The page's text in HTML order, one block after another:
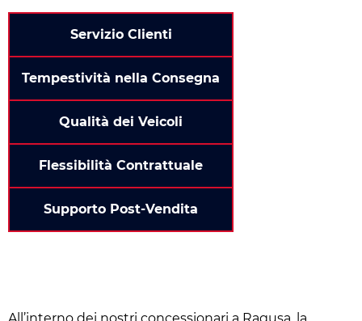
Servizio Clienti
Tempestività nella Consegna
Qualità dei Veicoli
Flessibilità Contrattuale
Supporto Post-Vendita